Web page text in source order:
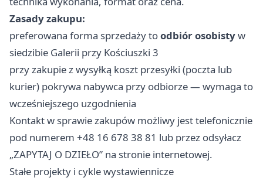
Zasady zakupu:
preferowana forma sprzedaży toodbiór osobistyw
siedzibie Galerii przy Kościuszki 3
przy zakupie z wysyłką koszt przesyłki (poczta lub
kurier) pokrywa nabywca przy odbiorze — wymaga to
wcześniejszego uzgodnienia
Kontakt w sprawie zakupów możliwy jest telefonicznie
pod numerem +48 16 678 38 81 lub przez odsyłacz
„ZAPYTAJ O DZIEŁO” na stronie internetowej.
Stałe projekty i cykle wystawiennicze